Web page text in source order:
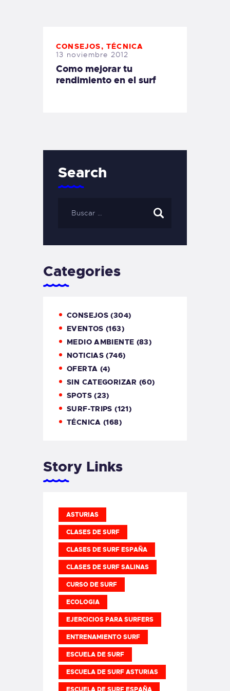
CONSEJOS,TÉCNICA
13 noviembre 2012
Como mejorar tu
rendimiento en el surf
Search
Categories
CONSEJOS (304)
EVENTOS (163)
MEDIO AMBIENTE (83)
NOTICIAS (746)
OFERTA (4)
SIN CATEGORIZAR (60)
SPOTS(23)
SURF-TRIPS (121)
TÉCNICA (168)
Story Links
ASTURIAS
CLASES DE SURF
CLASES DE SURF ESPAÑA
CLASES DE SURF SALINAS
CURSO DE SURF
ECOLOGIA
EJERCICIOS PARA SURFERS
ENTRENAMIENTO SURF
ESCUELA DE SURF
ESCUELA DE SURF ASTURIAS
ESCUELA DE SURF ESPAÑA